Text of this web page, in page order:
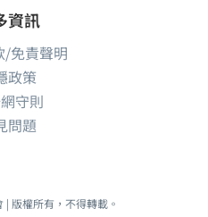
資訊
/免責聲明
政策
守則
問題
版權所有，不得轉載。